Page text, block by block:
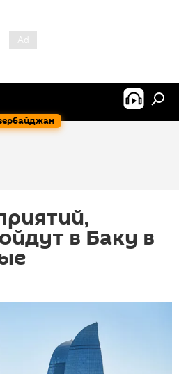
в Баку в